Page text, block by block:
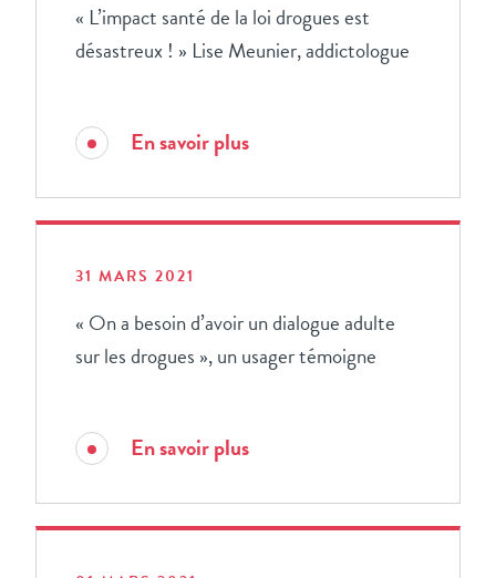
« L’impact santé de la loi drogues est
désastreux ! » Lise Meunier, addictologue
En savoir plus
31 MARS 2021
« On a besoin d’avoir un dialogue adulte
sur les drogues », un usager témoigne
En savoir plus